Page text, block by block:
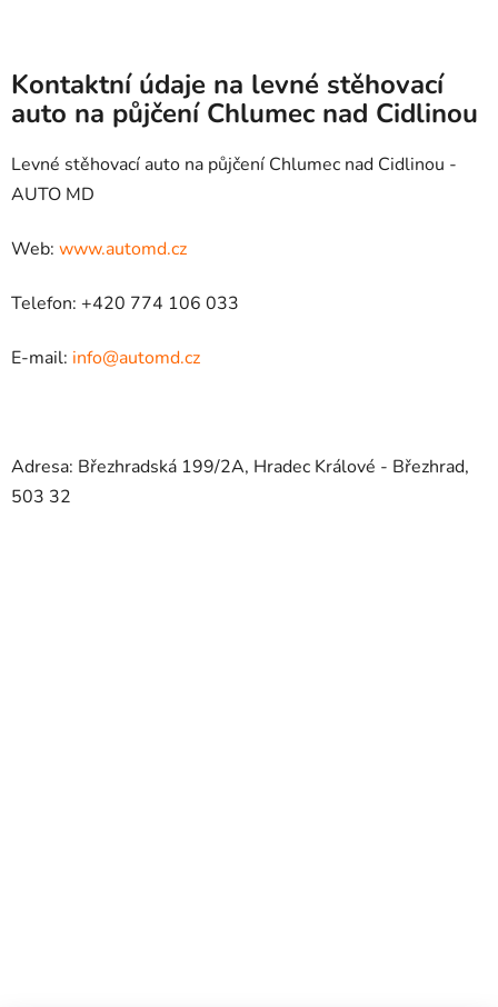
Kontaktní údaje na levné stěhovací
auto na půjčení Chlumec nad Cidlinou
Levné stěhovací auto na půjčení Chlumec nad Cidlinou -
AUTO MD
Web: www.automd.cz
Telefon: +420 774 106 033
E-mail: info@automd.cz
Adresa: Březhradská 199/2A, Hradec Králové - Březhrad,
503 32